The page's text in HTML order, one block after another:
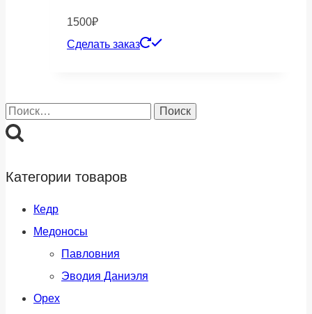
1500₽
Сделать заказ
Найти:
Категории товаров
Кедр
Медоносы
Павловния
Эводия Даниэля
Орех